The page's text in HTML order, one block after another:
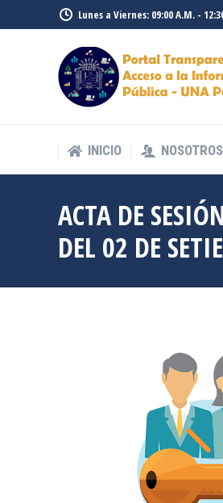
Lunes a Viernes: 09:00 A.M. -
INICIO NOSOTROS
ACTA DE
DEL 02 DE
INICIO NOSOTROS